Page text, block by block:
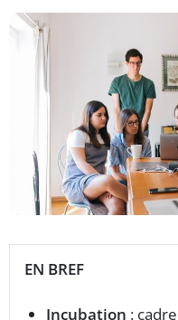
EN BREF
Incubation :